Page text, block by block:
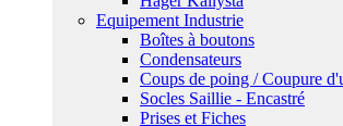
Equipement Industrie
Boîtes à boutons
Condensateurs
Coups de poing / Coupure
Socles Saillie - Encastré
Prises et Fiches